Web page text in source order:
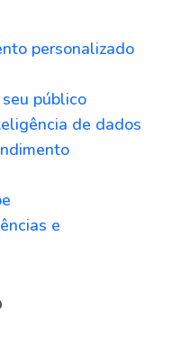
personalizado
público
de dados
e